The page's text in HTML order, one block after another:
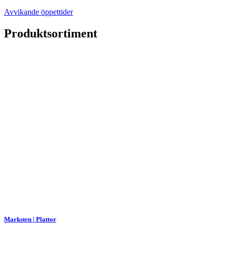
Avvikande öppettider
Produktsortiment
Marksten | Plattor